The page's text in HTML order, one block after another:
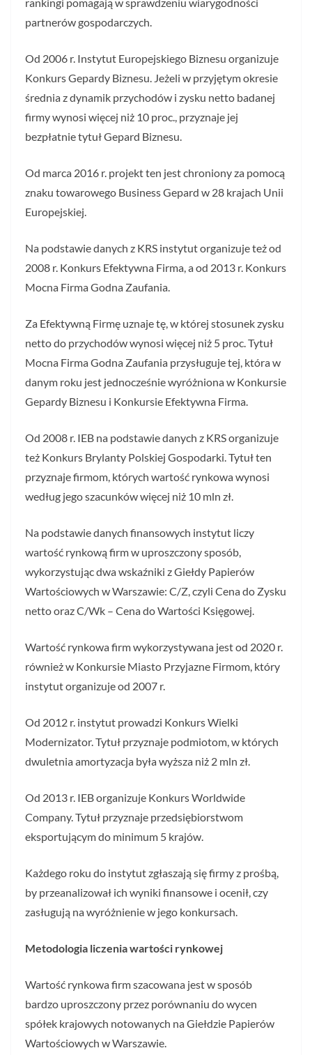
partnerów gospodarczych.
Od 2006 r. Instytut Europejskiego Biznesu organizuje
Konkurs Gepardy Biznesu. Jeżeli w przyjętym okresie
średnia z dynamik przychodów i zysku netto badanej
firmy wynosi więcej niż 10 proc., przyznaje jej
bezpłatnie tytuł Gepard Biznesu.
Od marca 2016 r. projekt ten jest chroniony za pomocą
znaku towarowego Business Gepard w 28 krajach Unii
Europejskiej.
Na podstawie danych z KRS instytut organizuje też od
2008 r. Konkurs Efektywna Firma, a od 2013 r. Konkurs
Mocna Firma Godna Zaufania.
Za Efektywną Firmę uznaje tę, w której stosunek zysku
netto do przychodów wynosi więcej niż 5 proc. Tytuł
Mocna Firma Godna Zaufania przysługuje tej, która w
danym roku jest jednocześnie wyróżniona w Konkursie
Gepardy Biznesu i Konkursie Efektywna Firma.
Od 2008 r. IEB na podstawie danych z KRS organizuje
też Konkurs Brylanty Polskiej Gospodarki. Tytuł ten
przyznaje firmom, których wartość rynkowa wynosi
według jego szacunków więcej niż 10 mln zł.
Na podstawie danych finansowych instytut liczy
wartość rynkową firm w uproszczony sposób,
wykorzystując dwa wskaźniki z Giełdy Papierów
Wartościowych w Warszawie: C/Z, czyli Cena do Zysku
netto oraz C/Wk – Cena do Wartości Księgowej.
Wartość rynkowa firm wykorzystywana jest od 2020 r.
również w Konkursie Miasto Przyjazne Firmom, który
instytut organizuje od 2007 r.
Od 2012 r. instytut prowadzi Konkurs Wielki
Modernizator. Tytuł przyznaje podmiotom, w których
dwuletnia amortyzacja była wyższa niż 2 mln zł.
Od 2013 r. IEB organizuje Konkurs Worldwide
Company. Tytuł przyznaje przedsiębiorstwom
eksportującym do minimum 5 krajów.
Każdego roku do instytut zgłaszają się firmy z prośbą,
by przeanalizował ich wyniki finansowe i ocenił, czy
zasługują na wyróżnienie w jego konkursach.
Metodologia liczenia wartości rynkowej
Wartość rynkowa firm szacowana jest w sposób
bardzo uproszczony przez porównaniu do wycen
spółek krajowych notowanych na Giełdzie Papierów
Wartościowych w Warszawie.